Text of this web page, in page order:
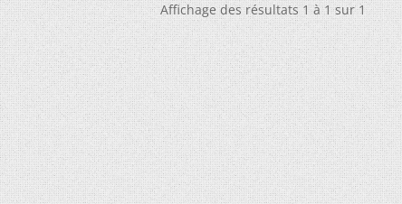
Affichage des résultats 1 à 1 sur 1